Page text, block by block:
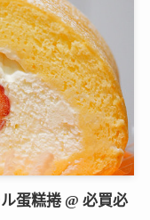
蛋糕捲 @ 必買必